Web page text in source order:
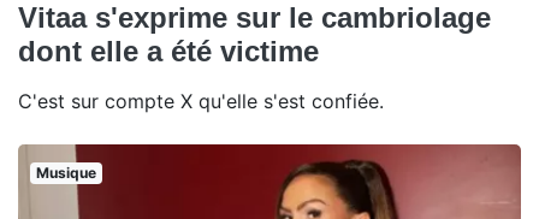
Vitaa s'exprime sur le cambriolage
dont elle a été victime
C'est sur compte X qu'elle s'est confiée.
Musique